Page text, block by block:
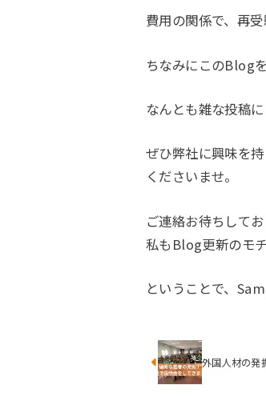
費用の関係で、再
ちなみにこのBlog
なんとも雑な投稿
ぜひ弊社に興味を
くださいませ。
ご連絡お待ちしてお
私もBlog更新のモ
ということで、
外国人材の発